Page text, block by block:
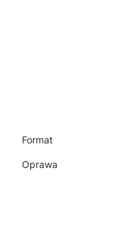
Format
Oprawa